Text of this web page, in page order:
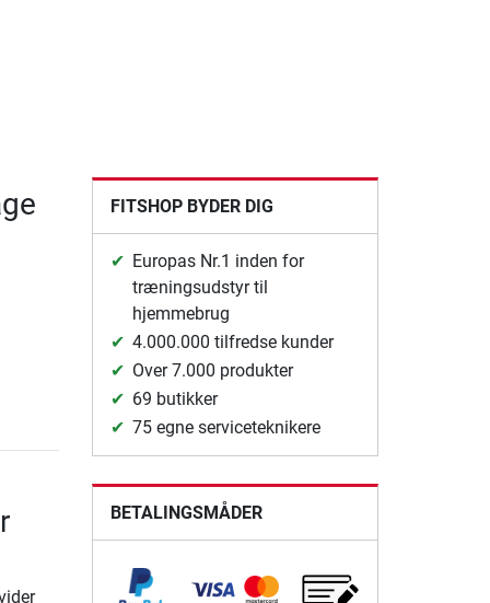
FITSHOP BYDER DIG
Europas Nr.1 inden for
træningsudstyr til
hjemmebrug
4.000.000 tilfredse kunder
Over 7.000 produkter
69 butikker
75 egne serviceteknikere
BETALINGSMÅDER